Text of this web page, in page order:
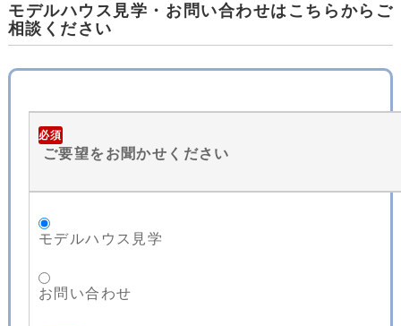
モデルハウス見学・お問い合わせはこちらからご
相談ください
必須
ご要望をお聞かせください
モデルハウス見学
お問い合わせ